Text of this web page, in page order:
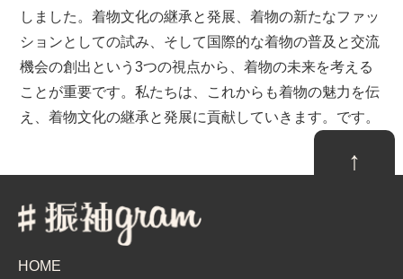
しました。着物文化の継承と発展、着物の新たなファッ
ションとしての試み、そして国際的な着物の普及と交流
機会の創出という3つの視点から、着物の未来を考える
ことが重要です。私たちは、これからも着物の魅力を伝
え、着物文化の継承と発展に貢献していきます。です。
↑
HOME